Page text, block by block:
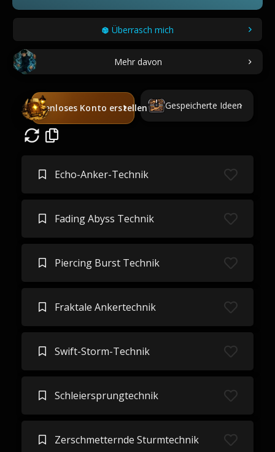
Überrasch mich
Mehr davon
Kostenloses Konto erstellen Gespeicherte Ideen
Echo-Anker-Technik
Fading Abyss Technik
Piercing Burst Technik
Fraktale Ankertechnik
Swift-Storm-Technik
Schleiersprungtechnik
Zerschmetternde Sturmtechnik